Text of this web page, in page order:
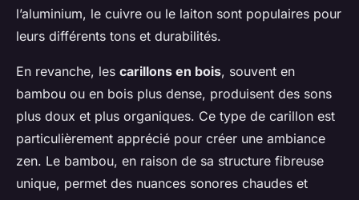
l’aluminium, le cuivre ou le laiton sont populaires pour
leurs différents tons et durabilités.
En revanche, les carillons en bois, souvent en
bambou ou en bois plus dense, produisent des sons
plus doux et plus organiques. Ce type de carillon est
particulièrement apprécié pour créer une ambiance
zen. Le bambou, en raison de sa structure fibreuse
unique, permet des nuances sonores chaudes et